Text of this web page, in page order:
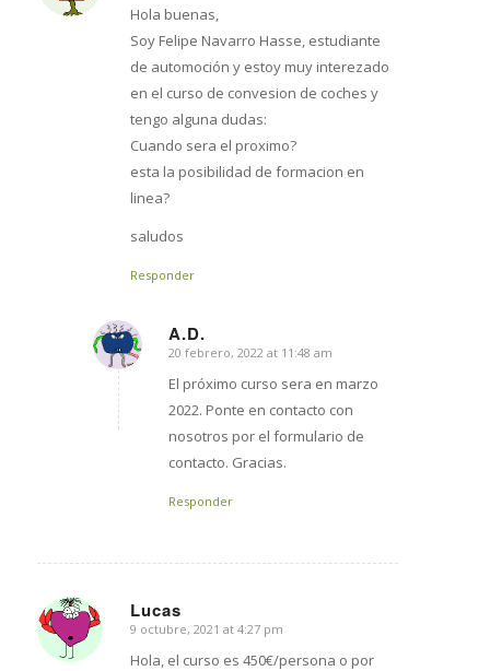
Hola buenas,
Soy Felipe Navarro Hasse, estudiante
de automoción y estoy muy interezado
en el curso de convesion de coches y
tengo alguna dudas:
Cuando sera el proximo?
esta la posibilidad de formacion en
linea?
saludos
Responder
A.D.
says:
20 febrero, 2022 at 11:48 am
El próximo curso sera en marzo
2022. Ponte en contacto con
nosotros por el formulario de
contacto. Gracias.
Responder
Lucas
says:
9 octubre, 2021 at 4:27 pm
Hola, el curso es 450€/persona o por